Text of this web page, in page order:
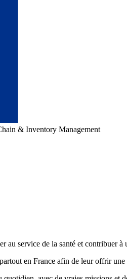
& Inventory Management
au service de la santé et contribuer
en France afin de leur offrir